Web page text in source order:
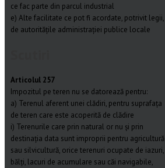
ce fac parte din parcul industrial
e) Alte facilitate ce pot fi acordate, potrivit legii,
de autoritățile administrației publice locale
Articolul 257
Impozitul pe teren nu se datorează pentru:
a) Terenul aferent unei clădiri, pentru suprafața
de teren care este acoperită de clădire
i) Terenurile care prin natural or nu și prin
destinația data sunt improprii pentru agricultură
sau silvicultură, orice terenuri ocupate de iazuri,
bălți, lacuri de acumulare sau căi navigabile,